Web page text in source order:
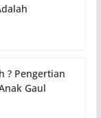
? Pengertian
Gaul